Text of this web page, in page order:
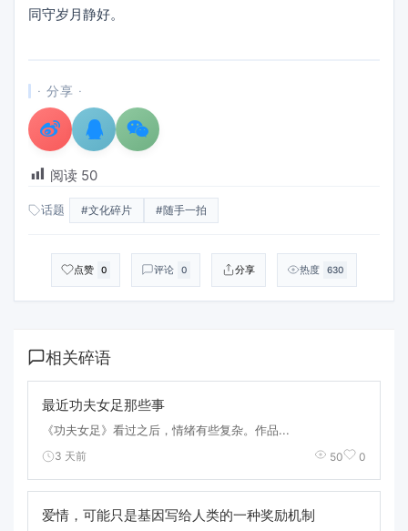
同守岁月静好。
· 分享 ·
阅读 50
话题 #文化碎片 #随手一拍
点赞 0 评论 0 分享 热度 630
相关碎语
最近功夫女足那些事
《功夫女足》看过之后，情绪有些复杂。作品...
3 天前 50 0
爱情，可能只是基因写给人类的一种奖励机制